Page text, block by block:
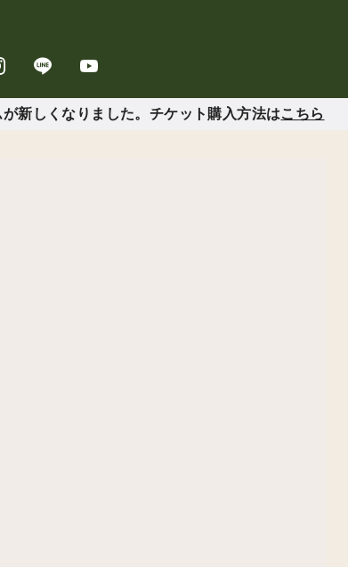
新しくなりました。チケット購入方法はこちら